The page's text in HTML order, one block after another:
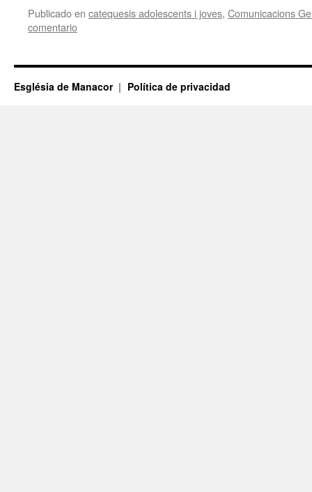
Publicado en catequesis adolescents i joves, Comunicacions
comentario
Església de Manacor Política de privacidad